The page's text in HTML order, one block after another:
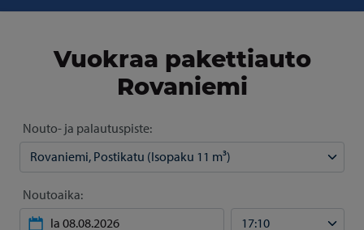
Vuokraa pakettiauto
Rovaniemi
Nouto- ja palautuspiste:
Noutoaika: